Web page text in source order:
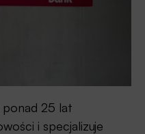
ponad 25 lat
i specjalizuje